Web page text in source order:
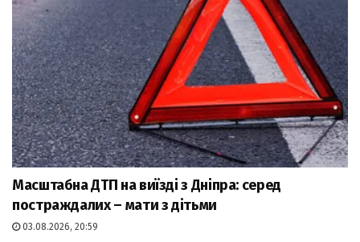
Масштабна ДТП на виїзді з Дніпра: серед
постраждалих – мати з дітьми
03.08.2026, 20:59